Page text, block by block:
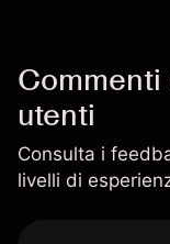
Commenti
utenti
Consulta i
livelli di